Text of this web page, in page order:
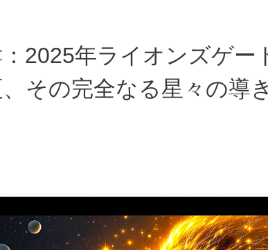
2025年ライオンズゲー
その完全なる星々の導き